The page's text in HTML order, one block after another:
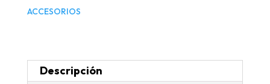
ACCESORIOS
Descripción